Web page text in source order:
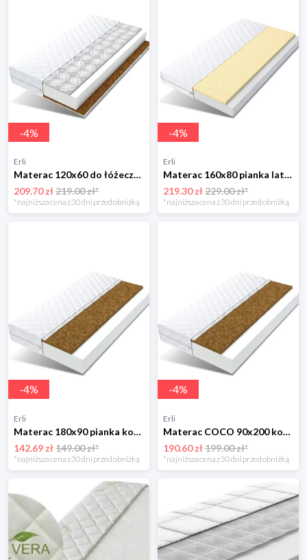
-4%
Erli
Materac 120x60 do łóżeczka gryka kokos BIANKA
209.70 zł219.00 zł*
*najniższa cena z 30 dni przed obniżką
-4%
Erli
Materac 160x80 pianka lateks VENUS
219.30 zł229.00 zł*
*najniższa cena z 30 dni przed obniżką
-4%
Erli
Materac 180x90 pianka kokos COCO
142.69 zł149.00 zł*
*najniższa cena z 30 dni przed obniżką
-4%
Erli
Materac COCO 90x200 kokos pianka dla dzieci 200x90
190.60 zł199.00 zł*
*najniższa cena z 30 dni przed obniżką